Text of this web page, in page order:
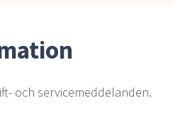
och servicemeddelanden.